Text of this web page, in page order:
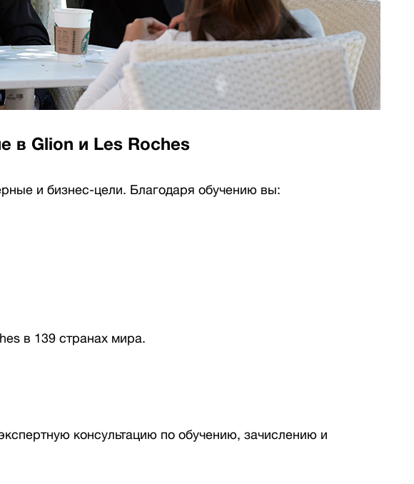
в Glion и Les Roches
и бизнес-цели. Благодаря обучению вы:
в 139 странах мира.
консультацию по обучению, зачислению и